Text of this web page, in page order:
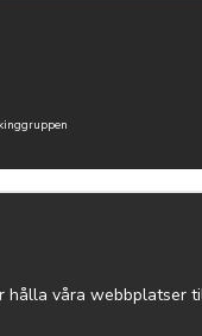
våra webbplatser